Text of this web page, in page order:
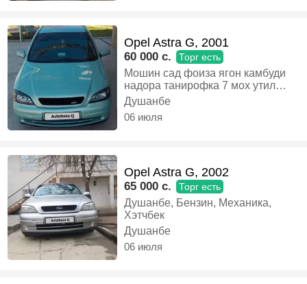
Opel Astra G, 2001
60 000 c. Торг есть
Мошин сад фоиза ягон камбуди
надора танирофка 7 мох утил
хучат надора матор зверай бо
муомила дора, Газ-бензин,
Механика, Хэтчбек
Душанбе
06 июля
Opel Astra G, 2002
65 000 c. Торг есть
Душанбе, Бензин, Механика,
Хэтчбек
Душанбе
06 июля